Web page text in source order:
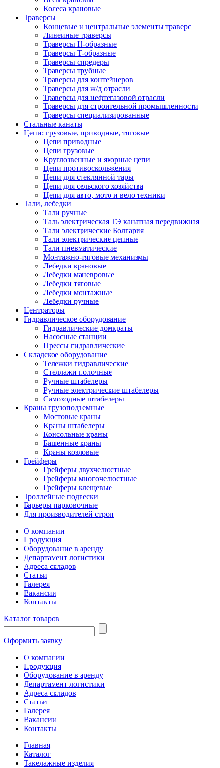
Колеса крановые
Траверсы
Концевые и центральные элементы траверс
Линейные траверсы
Траверсы Н-образные
Траверсы Т-образные
Траверсы спредеры
Траверсы трубные
Траверсы для контейнеров
Траверсы для ж/д отрасли
Траверсы для нефтегазовой отрасли
Траверсы для строительной промышленности
Траверсы специализированные
Стальные канаты
Цепи: грузовые, приводные, тяговые
Цепи приводные
Цепи грузовые
Круглозвенные и якорные цепи
Цепи противоскольжения
Цепи для стеклянной тары
Цепи для сельского хозяйства
Цепи для авто, мото и вело техники
Тали, лебедки
Тали ручные
Таль электрическая ТЭ канатная передвижная
Тали электрические Болгария
Тали электрические цепные
Тали пневматические
Монтажно-тяговые механизмы
Лебедки крановые
Лебедки маневровые
Лебедки тяговые
Лебедки монтажные
Лебедки ручные
Центраторы
Гидравлическое оборудование
Гидравлические домкраты
Насосные станции
Прессы гидравлические
Складское оборудование
Тележки гидравлические
Cтеллажи полочные
Ручные штабелеры
Ручные электрические штабелеры
Самоходные штабелеры
Краны грузоподъемные
Мостовые краны
Краны штабелеры
Консольные краны
Башенные краны
Краны козловые
Грейферы
Грейферы двухчелюстные
Грейферы многочелюстные
Грейферы клещевые
Троллейные подвески
Барьеры парковочные
Для производителей строп
О компании
Продукция
Оборудование в аренду
Департамент логистики
Адреса складов
Статьи
Галерея
Вакансии
Контакты
Каталог товаров
Оформить заявку
О компании
Продукция
Оборудование в аренду
Департамент логистики
Адреса складов
Статьи
Галерея
Вакансии
Контакты
Главная
Каталог
Такелажные изделия